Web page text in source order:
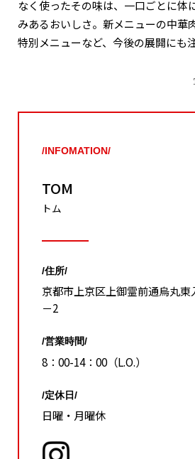
なく使ったその味は、一口ごとに体
みあるおいしさ。新メニューの中華
特別メニューなど、今後の展開にも
/INFOMATION/
TOM
トム
/住所/
京都市上京区上御霊前通烏丸東
－2
/営業時間/
8：00-14：00（L.O.）
/定休日/
日曜・月曜休